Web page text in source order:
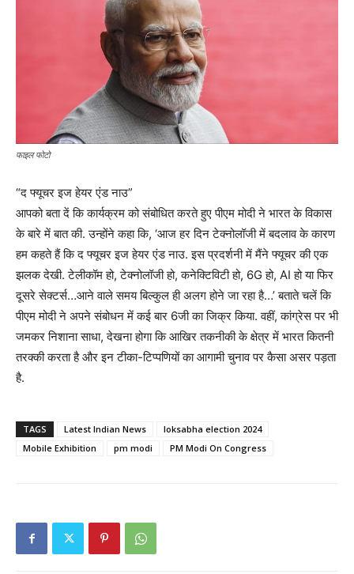
फाइल फोटो
“द फ्यूचर इज हेयर एंड नाउ”
आपको बता दें कि कार्यक्रम को संबोधित करते हुए पीएम मोदी ने भारत के विकास
के बारे में बात की. उन्होंने कहा कि, ‘आज हर दिन टेक्नोलॉजी में बदलाव के कारण
हम कहते हैं कि द फ्यूचर इज हेयर एंड नाउ. इस प्रदर्शनी में मैंने फ्यूचर की एक
झलक देखी. टेलीकॉम हो, टेक्नोलॉजी हो, कनेक्टिविटी हो, 6G हो, AI हो या फिर
दूसरे सेक्टर्स…आने वाले समय बिल्कुल ही अलग होने जा रहा है…’ बताते चलें कि
पीएम मोदी ने अपने संबोधन में कई बार 6जी का जिक्र किया. वहीं, कांग्रेस पर भी
जमकर निशाना साधा, देखना होगा कि आखिर तकनीकी के क्षेत्र में भारत कितनी
तरक्की करता है और इन टीका-टिप्पणियों का आगामी चुनाव पर कैसा असर पड़ता
है.
TAGS Latest Indian News
loksabha election 2024
Mobile Exhibition
pm modi PM Modi On Congress